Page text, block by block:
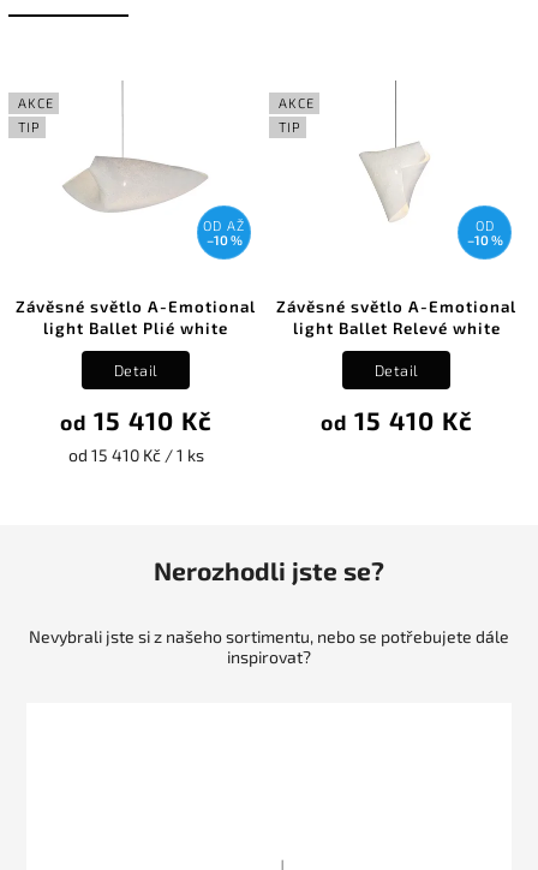
AKCE
TIP
OD AŽ
–10 %
Závěsné světlo A-Emotional
light Ballet Plié white
od 15 410 Kč
od 15 410 Kč / 1 ks
Detail
AKCE
TIP
OD
–10 %
Závěsné světlo A-Emotional
light Ballet Relevé white
od 15 410 Kč
Detail
Nerozhodli jste se?
Nevybrali jste si z našeho sortimentu, nebo se potřebujete dále
inspirovat?